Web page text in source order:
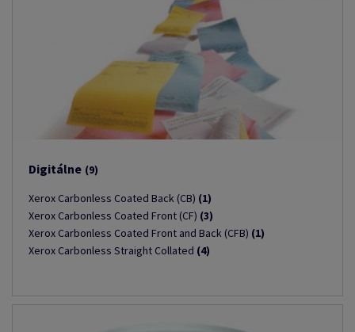
Digitálne (9)
Xerox Carbonless Coated Back (CB) (1)
Xerox Carbonless Coated Front (CF) (3)
Xerox Carbonless Coated Front and Back (CFB) (1)
Xerox Carbonless Straight Collated (4)